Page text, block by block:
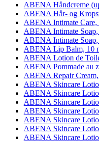
ABENA Håndcreme
ABENA Hår- og
ABENA Intimate
ABENA Intimate
ABENA Intimate
ABENA Lip Balm, 10
ABENA Lotion de
ABENA Pommade au
ABENA Repair
ABENA Skincare
ABENA Skincare
ABENA Skincare
ABENA Skincare
ABENA Skincare
ABENA Skincare
ABENA Skincare